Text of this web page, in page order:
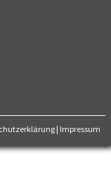
| Impressum